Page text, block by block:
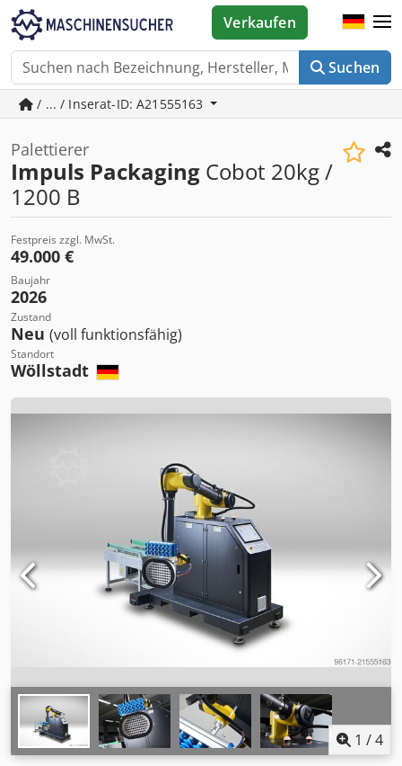
Suchen
Verkaufen
/ ... / Inserat-ID: A21555163
Palettierer
Impuls Packaging Cobot 20kg /
1200 B
Festpreis zzgl. MwSt.
49.000 €
Baujahr
2026
Zustand
Neu (voll funktionsfähig)
Standort
Wöllstadt
1 /4